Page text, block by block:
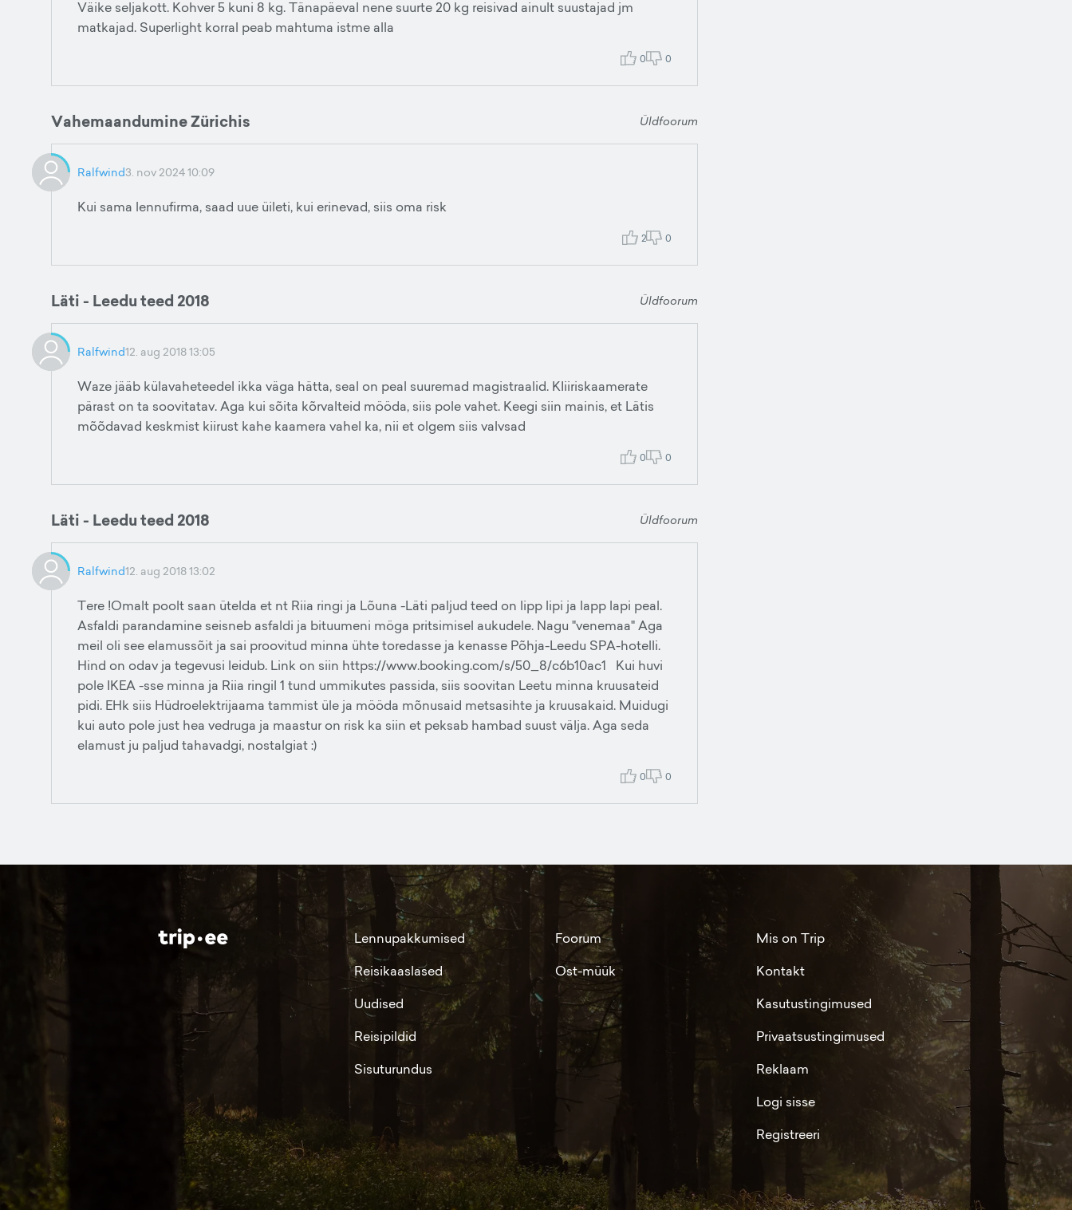
Väike seljakott. Kohver 5 kuni 8 kg. Tänapäeval nene suurte 20 kg reisivad ainult suustajad jm
matkajad. Superlight korral peab mahtuma istme alla
0 0
Vahemaandumine Zürichis Üldfoorum
Ralfwind3. nov 2024 10:09
Kui sama lennufirma, saad uue üileti, kui erinevad, siis oma risk
2 0
Läti - Leedu teed 2018 Üldfoorum
Ralfwind12. aug 2018 13:05
Waze jääb külavaheteedel ikka väga hätta, seal on peal suuremad magistraalid. KIiiriskaamerate
pärast on ta soovitatav. Aga kui sõita kõrvalteid mööda, siis pole vahet. Keegi siin mainis, et Lätis
mõõdavad keskmist kiirust kahe kaamera vahel ka, nii et olgem siis valvsad
0 0
Läti - Leedu teed 2018 Üldfoorum
Ralfwind12. aug 2018 13:02
Tere !Omalt poolt saan ütelda et nt Riia ringi ja Lõuna -Läti paljud teed on lipp lipi ja lapp lapi peal.
Asfaldi parandamine seisneb asfaldi ja bituumeni möga pritsimisel aukudele. Nagu "venemaa" Aga
meil oli see elamussõit ja sai proovitud minna ühte toredasse ja kenasse Põhja-Leedu SPA-hotelli.
Hind on odav ja tegevusi leidub. Link on siin https://www.booking.com/s/50_8/c6b10ac1 Kui huvi
pole IKEA -sse minna ja Riia ringil 1 tund ummikutes passida, siis soovitan Leetu minna kruusateid
pidi. EHk siis Hüdroelektrijaama tammist üle ja mööda mõnusaid metsasihte ja kruusakaid. Muidugi
kui auto pole just hea vedruga ja maastur on risk ka siin et peksab hambad suust välja. Aga seda
elamust ju paljud tahavadgi, nostalgiat :)
0 0
Lennupakkumised
Reisikaaslased
Uudised
Reisipildid
Sisuturundus
Foorum
Ost-müük
Mis on Trip
Kontakt
Kasutustingimused
Privaatsustingimused
Reklaam
Logi sisse
Registreeri